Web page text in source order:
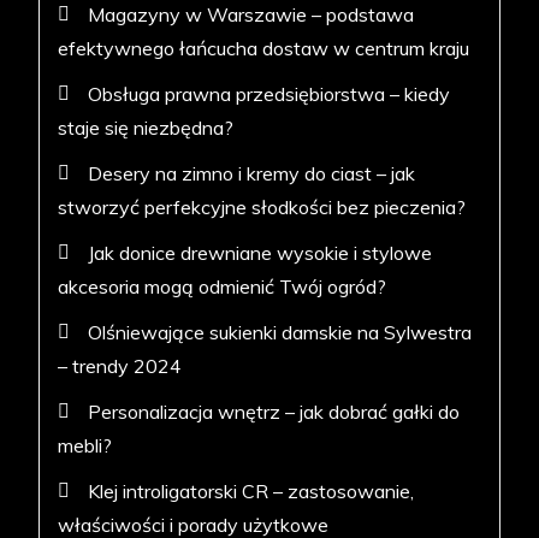
Magazyny w Warszawie – podstawa
efektywnego łańcucha dostaw w centrum kraju
Obsługa prawna przedsiębiorstwa – kiedy
staje się niezbędna?
Desery na zimno i kremy do ciast – jak
stworzyć perfekcyjne słodkości bez pieczenia?
Jak donice drewniane wysokie i stylowe
akcesoria mogą odmienić Twój ogród?
Olśniewające sukienki damskie na Sylwestra
– trendy 2024
Personalizacja wnętrz – jak dobrać gałki do
mebli?
Klej introligatorski CR – zastosowanie,
właściwości i porady użytkowe